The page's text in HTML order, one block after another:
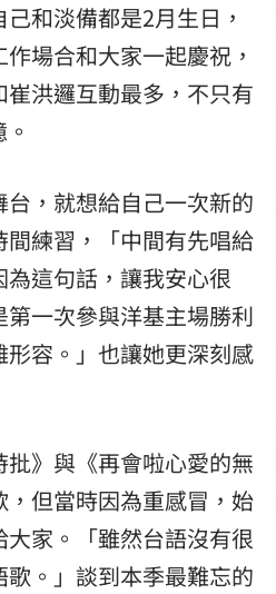
和淡備都是2月生日，
場合和大家一起慶祝，
洪邏互動最多，不只有
，就想給自己一次新的
練習，「中間有先唱給
這句話，讓我安心很
一次參與洋基主場勝利
容。」也讓她更深刻感
》與《再會啦心愛的無
但當時因為重感冒，始
家。「雖然台語沒有很
。」談到本季最難忘的